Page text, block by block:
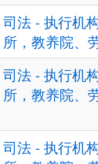
司法 - 执行机
所，教养院、
司法 - 执行机
所，教养院、
司法 - 执行机